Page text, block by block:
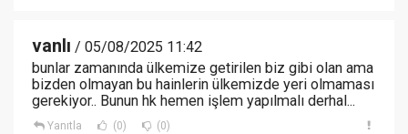
vanlı / 05/08/2025 11:42
bunlar zamanında ülkemize getirilen biz gibi olan ama
bizden olmayan bu hainlerin ülkemizde yeri olmaması
gerekiyor.. Bunun hk hemen işlem yapılmalı derhal...
Yanıtla (0) (0)